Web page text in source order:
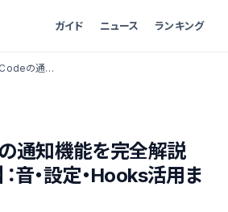
ガイド ニュース ランキング
Claude Codeの通知機能を完全解説【2026年最新】：音・設定・Hooks活用まで
通知機能を完全解説
：音・設定・Hooks活用ま